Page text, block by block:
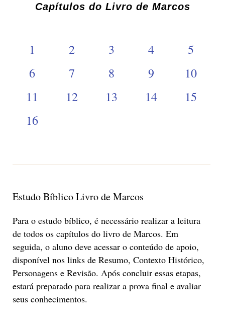
Capítulos do Livro de Marcos
1 2 3 4
5
6
7 8 9
10
11
12 13 14
15
16
Estudo Bíblico Livro de Marcos
Para o estudo bíblico, é necessário realizar a leitura
de todos os capítulos do livro de Marcos. Em
seguida, o aluno deve acessar o conteúdo de apoio,
disponível nos links de Resumo, Contexto Histórico,
Personagens e Revisão. Após concluir essas etapas,
estará preparado para realizar a prova final e avaliar
seus conhecimentos.